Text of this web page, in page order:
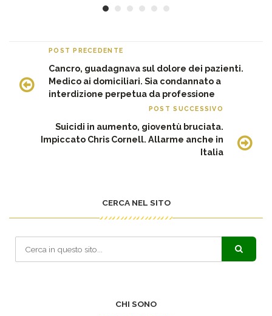
POST PRECEDENTE
Cancro, guadagnava sul dolore dei pazienti.
Medico ai domiciliari. Sia condannato a
interdizione perpetua da professione
POST SUCCESSIVO
Suicidi in aumento, gioventù bruciata.
Impiccato Chris Cornell. Allarme anche in
Italia
CERCA NEL SITO
CHI SONO